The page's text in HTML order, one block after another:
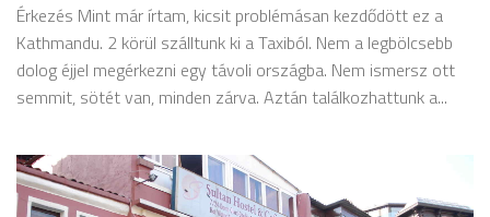
Érkezés Mint már írtam, kicsit problémásan kezdődött ez a
Kathmandu. 2 körül szálltunk ki a Taxiból. Nem a legbölcsebb
dolog éjjel megérkezni egy távoli országba. Nem ismersz ott
semmit, sötét van, minden zárva. Aztán találkozhattunk a...